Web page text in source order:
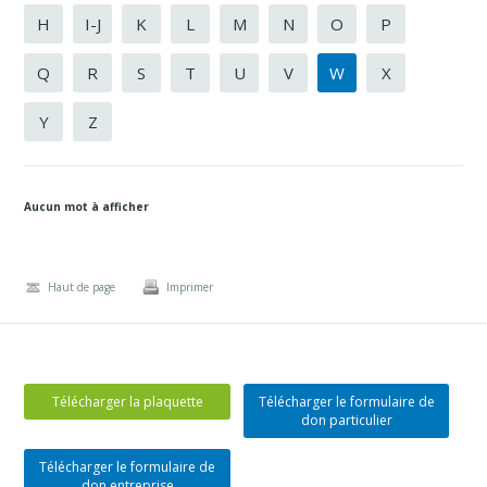
H I-J K L M N O P
Q R S T U V W X
Y Z
Aucun mot à afficher
Haut de page Imprimer
Télécharger la plaquette
Télécharger le formulaire de
don particulier
Télécharger le formulaire de